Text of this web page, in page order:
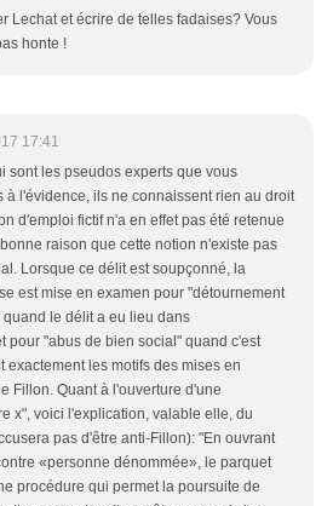
Lechat et écrire de telles fadaises? Vous
honte !
17:41
sont les pseudos experts que vous
à l'évidence, ils ne connaissent rien au droit
d'emploi fictif n'a en effet pas été retenue
raison que cette notion n'existe pas
Lorsque ce délit est soupçonné, la
est mise en examen pour "détournement
le délit a eu lieu dans
pour "abus de bien social" quand c'est
exactement les motifs des mises en
Fillon. Quant à l'ouverture d'une
x", voici l'explication, valable elle, du
pas d'être anti-Fillon): "En ouvrant
«personne dénommée», le parquet
procédure qui permet la poursuite de